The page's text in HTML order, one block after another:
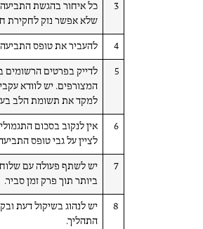
3
כל איחור בהגשת התביעה
שלא אפשר נזק לחקירת
4 להעביר את טופס
5
לדייק בפרטים
המצורפים. יש לוודא
למקד את תשומת הלב
6
אין לנקוב בסכום
לציין על גבי טופס
7
יש לשתף פעולה עם
ביותר תוך פרק זמן סביר.
8
יש לנהוג בשיקול דעת
התהליך.